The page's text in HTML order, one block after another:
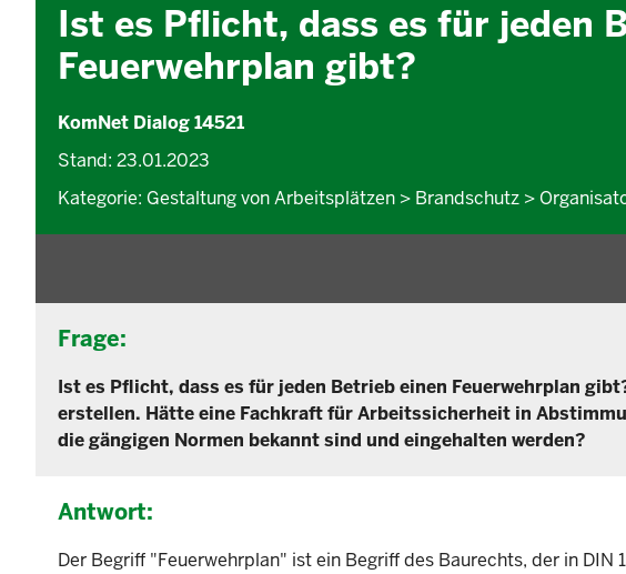
Ist es Pflicht, dass es für jeden
Feuerwehrplan gibt?
KomNet Dialog 14521
Stand: 23.01.2023
Kategorie: Gestaltung von Arbeitsplätzen > Brandschutz >
Frage:
Ist es Pflicht, dass es für jeden Betrieb einen Feuerwehrplan
erstellen. Hätte eine Fachkraft für Arbeitssicherheit in
die gängigen Normen bekannt sind und eingehalten werden?
Antwort:
Der Begriff "Feuerwehrplan" ist ein Begriff des Baurechts, der in